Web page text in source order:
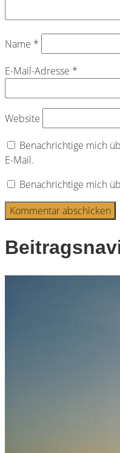
Name *
E-Mail-Adresse *
Website
Benachrichtige mich
E-Mail.
Benachrichtige mich